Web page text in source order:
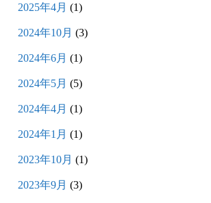
2025年4月 (1)
2024年10月 (3)
2024年6月 (1)
2024年5月 (5)
2024年4月 (1)
2024年1月 (1)
2023年10月 (1)
2023年9月 (3)